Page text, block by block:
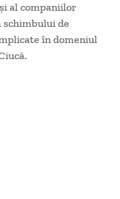
al companiilor
schimbului de
în domeniul